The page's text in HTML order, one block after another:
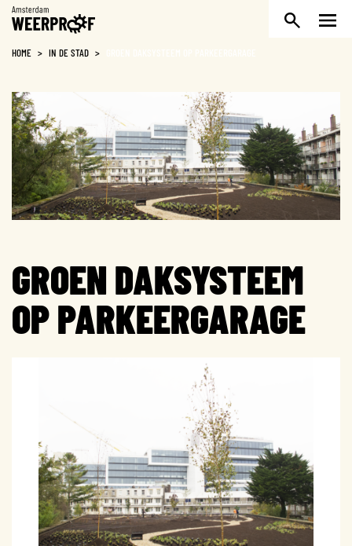
Weerproof
HOME > IN DE STAD >
GROEN DAKSYSTEEM
OP PARKEERGARAGE